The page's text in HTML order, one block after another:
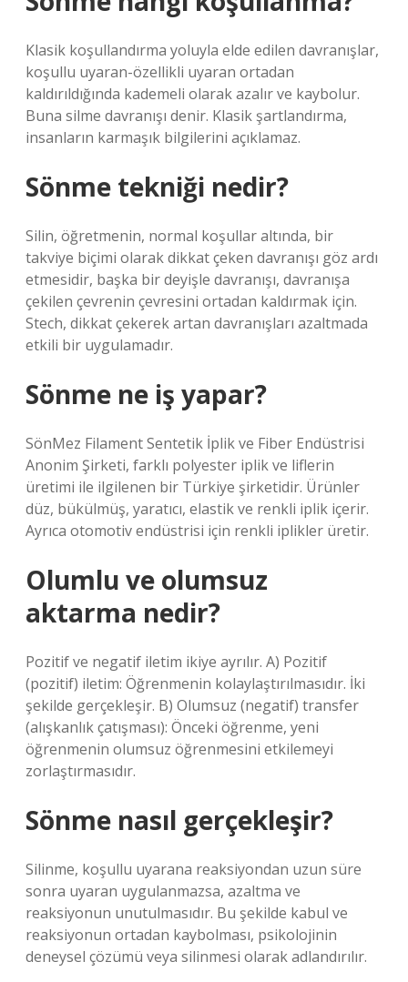
Klasik koşullandırma yoluyla elde edilen davranışlar,
koşullu uyaran-özellikli uyaran ortadan
kaldırıldığında kademeli olarak azalır ve kaybolur.
Buna silme davranışı denir. Klasik şartlandırma,
insanların karmaşık bilgilerini açıklamaz.
Sönme tekniği nedir?
Silin, öğretmenin, normal koşullar altında, bir
takviye biçimi olarak dikkat çeken davranışı göz ardı
etmesidir, başka bir deyişle davranışı, davranışa
çekilen çevrenin çevresini ortadan kaldırmak için.
Stech, dikkat çekerek artan davranışları azaltmada
etkili bir uygulamadır.
Sönme ne iş yapar?
SönMez Filament Sentetik İplik ve Fiber Endüstrisi
Anonim Şirketi, farklı polyester iplik ve liflerin
üretimi ile ilgilenen bir Türkiye şirketidir. Ürünler
düz, bükülmüş, yaratıcı, elastik ve renkli iplik içerir.
Ayrıca otomotiv endüstrisi için renkli iplikler üretir.
Olumlu ve olumsuz
aktarma nedir?
Pozitif ve negatif iletim ikiye ayrılır. A) Pozitif
(pozitif) iletim: Öğrenmenin kolaylaştırılmasıdır. İki
şekilde gerçekleşir. B) Olumsuz (negatif) transfer
(alışkanlık çatışması): Önceki öğrenme, yeni
öğrenmenin olumsuz öğrenmesini etkilemeyi
zorlaştırmasıdır.
Sönme nasıl gerçekleşir?
Silinme, koşullu uyarana reaksiyondan uzun süre
sonra uyaran uygulanmazsa, azaltma ve
reaksiyonun unutulmasıdır. Bu şekilde kabul ve
reaksiyonun ortadan kaybolması, psikolojinin
deneysel çözümü veya silinmesi olarak adlandırılır.